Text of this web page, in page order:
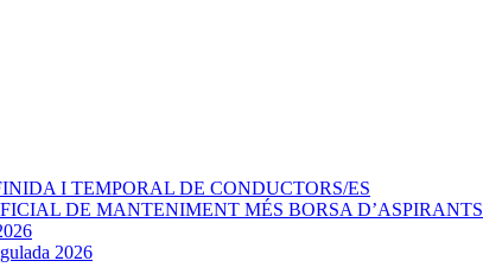
I TEMPORAL DE CONDUCTORS/ES
DE MANTENIMENT MÉS BORSA D’ASPIRANTS
2026